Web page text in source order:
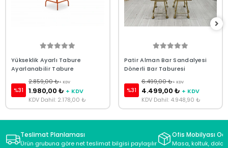
Yükseklik Ayarlı Tabure
Ayarlanabilir Tabure
%31
2.859,00 ₺+ KDV
1.980,00 ₺ + KDV
KDV Dahil: 2.178,00 ₺
Patir Alman Bar Sandalyesi
Dönerli Bar Taburesi
%31
6.499,00 ₺+ KDV
4.499,00 ₺ + KDV
KDV Dahil: 4.948,90 ₺
Teslimat Planlaması
Ürün grubuna göre net teslimat bilgisi paylaşılır
Ofis Mobilyası
Masa, koltuk,